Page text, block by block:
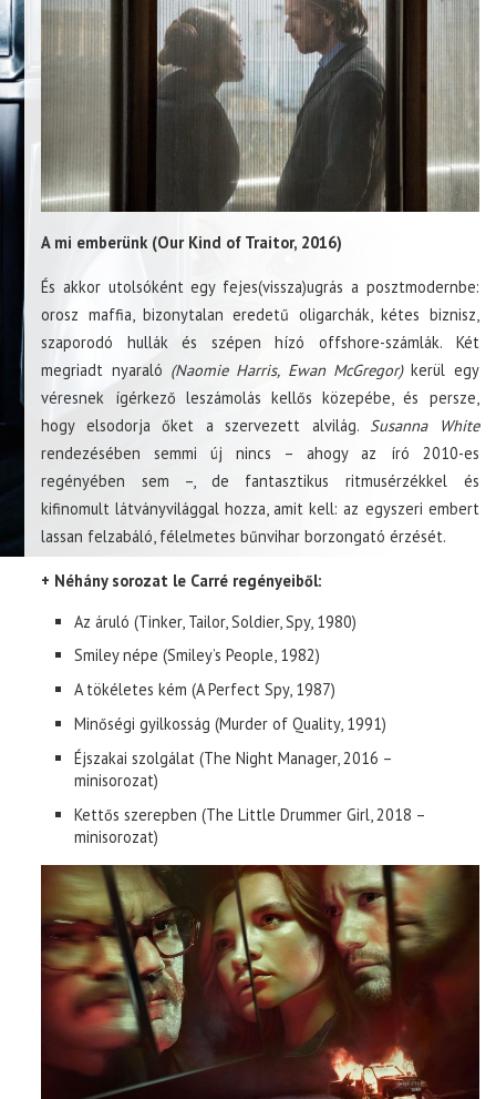
A mi emberünk (Our Kind of Traitor, 2016)
És akkor utolsóként egy fejes(vissza)ugrás a posztmodernbe:
orosz maffia, bizonytalan eredetű oligarchák, kétes biznisz,
szaporodó hullák és szépen hízó offshore-számlák. Két
megriadt nyaraló (Naomie Harris, Ewan McGregor)kerül egy
véresnek ígérkező leszámolás kellős közepébe, és persze,
hogy elsodorja őket a szervezett alvilág. Susanna White
rendezésében semmi új nincs – ahogy az író 2010-es
regényében sem –, de fantasztikus ritmusérzékkel és
kifinomult látványvilággal hozza, amit kell: az egyszeri embert
lassan felzabáló, félelmetes bűnvihar borzongató érzését.
+ Néhány sorozat le Carré regényeiből:
Az áruló (Tinker, Tailor, Soldier, Spy, 1980)
Smiley népe (Smiley’s People, 1982)
A tökéletes kém (A Perfect Spy, 1987)
Minőségi gyilkosság (Murder of Quality, 1991)
Éjszakai szolgálat (The Night Manager, 2016 –
minisorozat)
Kettős szerepben (The Little Drummer Girl, 2018 –
minisorozat)